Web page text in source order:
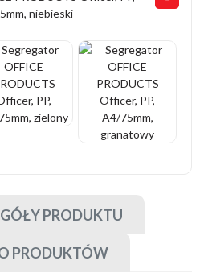
niebieski
PRODUKTU
PRODUKTÓW